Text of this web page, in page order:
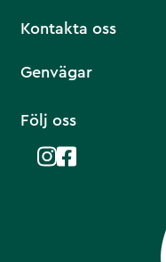
Kontakta oss
Genvägar
Följ oss